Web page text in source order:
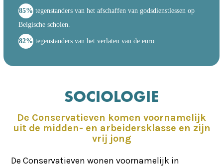
85% tegenstanders van het afschaffen van godsdienstlessen op
Belgische scholen.
82% tegenstanders van het verlaten van de euro
SOCIOLOGIE
De Conservatieven komen voornamelijk
uit de midden- en arbeidersklasse en zijn
vrij jong
De Conservatieven wonen voornamelijk in